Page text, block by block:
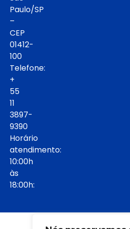
Paulo/SP
–
CEP
01412-
100
Telefone:
+
55
11
3897-
9390
Horário
atendimento:
10:00h
às
18:00h: